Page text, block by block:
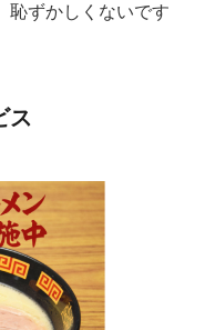
恥ずかしくないです
ス